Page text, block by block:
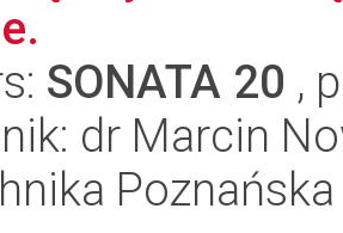
SONATA 20 ,
dr Marcin
Poznańska